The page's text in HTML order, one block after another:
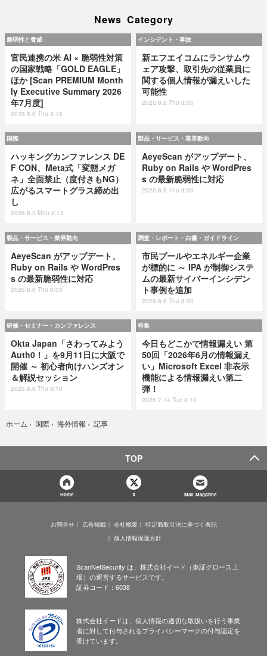
News Category
脆弱性と脅威
官民連携の米 AI × 脆弱性対策
の国家戦略「GOLD EAGLE」
ほか [Scan PREMIUM Month
ly Executive Summary 2026
年7月度]
2026.8.6 Thu 8:15
インシデント・事故
新エフエイコムにランサムウ
ェア攻撃、取引先の従業員に
関する個人情報が漏えいした
可能性
2026.8.6 Thu 8:05
国際
ハッキングカンファレンス DE
F CON、Meta式「変態メガ
ネ」全面禁止（度付きもNG）
広がるスマートグラス締め出
し
2026.8.3 Mon 8:15
製品・サービス・業界動向
AeyeScan がアップデート、
Ruby on Rails や WordPres
s の最新脆弱性に対応
2026.8.6 Thu 8:00
製品・サービス・業界動向
AeyeScan がアップデート、
Ruby on Rails や WordPres
s の最新脆弱性に対応
2026.8.6 Thu 8:00
調査・レポート・白書・ガイドライン
市民プールやエネルギー企業
が標的に ～ IPA が制御システ
ムの最新サイバーインシデン
ト事例を追加
2026.8.6 Thu 8:00
研修・セミナー・カンファレンス
Okta Japan「さわってみよう
Auth0！」を9月11日に大阪で
開催 ～ 初心者向けハンズオン
＆解説セッション
2026.8.6 Thu 8:10
特集
今日もどこかで情報漏えい 第
50回「2026年6月の情報漏え
い」Microsoft Excel 非表示
機能による情報漏えい第二
弾！
2026.7.14 Tue 8:10
ホーム › 国際 › 海外情報 › 記事
TOP
Home X Mail Magazine
お問合せ 広告掲載 会社概要
特定商取引法に基づく表記
個人情報保護方針
ScanNetSecurity は、株式会社イード（東証グロース上
場）の運営するサービスです。
証券コード：6038
株式会社イードは、個人情報の適切な取扱いを行う事業
者に対して付与されるプライバシーマークの付与認定を
受けています。